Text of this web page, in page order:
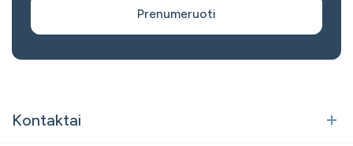
Prenumeruoti
Kontaktai